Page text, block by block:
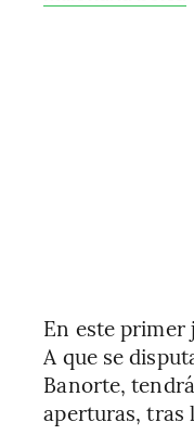
En este primer
A que se
Banorte,
aperturas, tras